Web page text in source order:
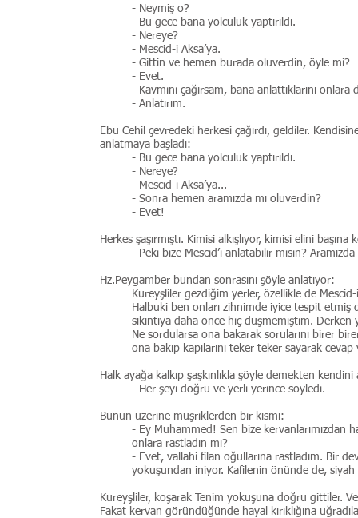
- Neymiş o?
- Bu gece bana yolculuk yaptırıldı.
- Nereye?
- Mescid-i Aksa’ya.
- Gittin ve hemen burada oluverdin, öyle mi?
- Evet.
- Kavmini çağırsam, bana anlattıklarını onlara
- Anlatırım.
Ebu Cehil çevredeki herkesi çağırdı, geldiler.
anlatmaya başladı:
- Bu gece bana yolculuk yaptırıldı.
- Nereye?
- Mescid-i Aksa’ya...
- Sonra hemen aramızda mı oluverdin?
- Evet!
Herkes şaşırmıştı. Kimisi alkışlıyor, kimisi elini
- Peki bize Mescid’i anlatabilir misin?
Hz.Peygamber bundan sonrasını şöyle anlatıyor:
Kureyşliler gezdiğim yerler, özellikle de
Halbuki ben onları zihnimde iyice tespit etmiş
sıkıntıya daha önce hiç düşmemiştim. Derken
Ne sordularsa ona bakarak sorularını birer
ona bakıp kapılarını teker teker sayarak
Halk ayağa kalkıp şaşkınlıkla şöyle demekten kendini
- Her şeyi doğru ve yerli yerince söyledi.
Bunun üzerine müşriklerden bir kısmı:
- Ey Muhammed! Sen bize kervanlarımızdan
onlara rastladın mı?
- Evet, vallahi filan oğullarına rastladım. Bir
yokuşundan iniyor. Kafilenin önünde de,
Kureyşliler, koşarak Tenim yokuşuna doğru gittiler.
Fakat kervan göründüğünde hayal kırıklığına